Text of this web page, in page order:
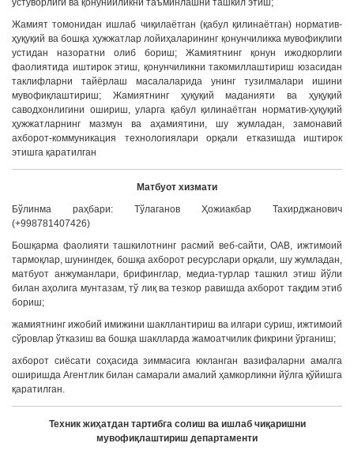
устуворлиги ва қонунийликни таъминлашни ташкил этиш;
Жамият томонидан ишлаб чиқилаётган (қабул қилинаётган) норматив-
ҳуқуқий ва бошқа ҳужжатлар лойиҳаларининг қонунчиликка мувофиқлиги
устидан назоратни олиб бориш; Жамиятнинг қонун ижодкорлиги
фаолиятида иштирок этиш, қонунчиликни такомиллаштириш юзасидан
таклифларни тайёрлаш масалаларида унинг тузилмалари ишини
мувофиқлаштириш; Жамиятнинг ҳуқуқий маданияти ва ҳуқуқий
саводхонлигини ошириш, уларга қабул қилинаётган норматив-ҳуқуқий
ҳужжатларнинг мазмун ва аҳамиятини, шу жумладан, замонавий
ахборот-коммуникация технологиялари орқали етказишда иштирок
этишга қаратилган
Матбуот хизмати
Бўлинма раҳбари: Тўлаганов Ҳожиакбар Тахирджанович
(+998781407426)
Бошқарма фаолияти ташкилотнинг расмий веб-сайти, ОАВ, ижтимоий
тармоқлар, шунингдек, бошқа ахборот ресурслари орқали, шу жумладан,
матбуот анжуманлари, брифинглар, медиа-турлар ташкил этиш йўли
билан аҳолига мунтазам, тў лиқ ва тезкор равишда ахборот тақдим этиб
бориш;
жамиятнинг ижобий имижини шакллантириш ва илгари суриш, ижтимоий
сўровлар ўтказиш ва бошқа шаклларда жамоатчилик фикрини ўрганиш;
ахборот сиёсати соҳасида зиммасига юкланган вазифаларни амалга
оширишда Агентлик билан самарали амалий ҳамкорликни йўлга қўйишга
қаратилган.
Техник жиҳатдан тартибга солиш ва ишлаб чиқаришни
мувофиқлаштириш департаменти